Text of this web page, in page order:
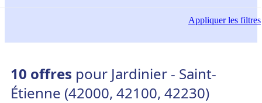
Appliquerles filtres
10 offres pour Jardinier - Saint-
Étienne (42000, 42100, 42230)